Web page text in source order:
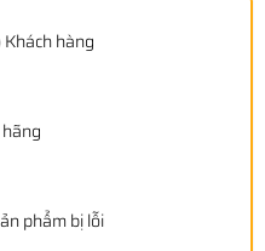
hàng
phẩm bị lỗi